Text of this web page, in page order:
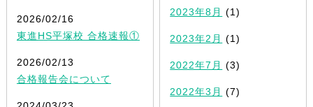
2026/02/16
東進HS平塚校 合格速報①
2026/02/13
合格報告会について
2023年8月 (1)
2023年2月 (1)
2022年7月 (3)
2022年3月 (7)